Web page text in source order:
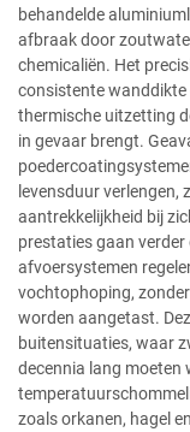
behandelde
afbraak door
chemicaliën. Het
consistente
thermische uitzetting
in gevaar brengt.
levensduur verlengen,
aantrekkelijkheid bij
prestaties gaan
afvoersystemen
vochtophoping,
worden aangetast.
buitensituaties, waar
decennia lang moeten
zoals orkanen, hagel